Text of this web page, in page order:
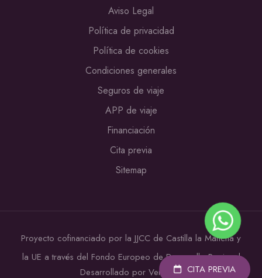
Aviso Legal
Política de privacidad
Política de cookies
Condiciones generales
Seguros de viaje
APP de viaje
Financiación
Cita previa
Sitemap
Proyecto cofinanciado por la JJCC de Castilla la Mancha y
la UE a través del Fondo Europeo de Desarrollo Regional
Desarrollado por Verkia ® CITA PREVIA